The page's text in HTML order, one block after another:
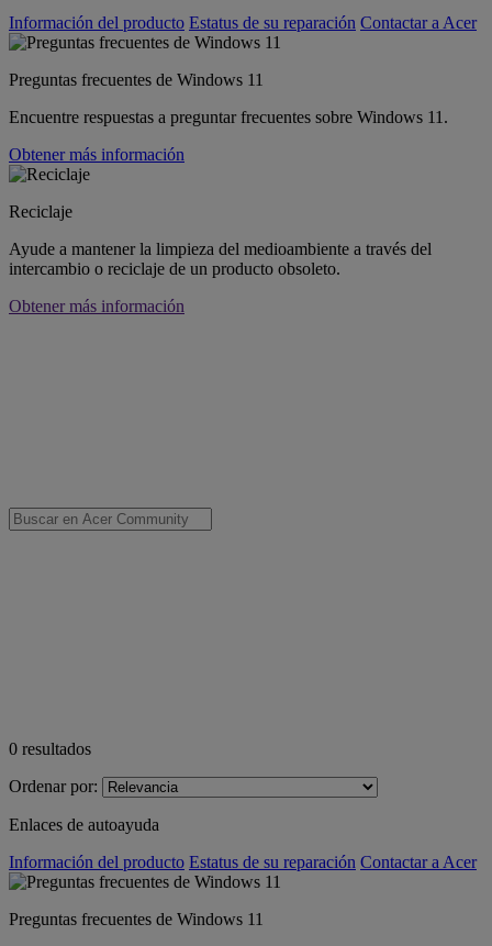
Información del producto Estatus de su reparación Contactar a Acer
Preguntas frecuentes de Windows 11
Encuentre respuestas a preguntar frecuentes sobre Windows 11.
Obtener más información
Reciclaje
Ayude a mantener la limpieza del medioambiente a través del
intercambio o reciclaje de un producto obsoleto.
Obtener más información
0 resultados
Ordenar por:
Enlaces de autoayuda
Información del producto Estatus de su reparación Contactar a Acer
Preguntas frecuentes de Windows 11